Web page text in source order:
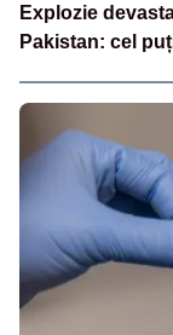
Explozie
Pakistan: cel